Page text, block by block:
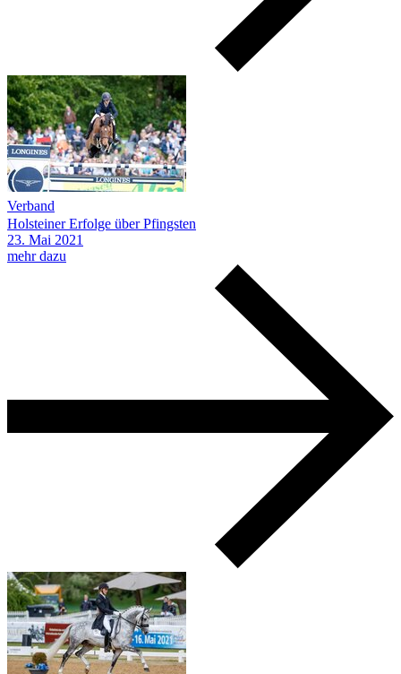
Verband
Holsteiner Erfolge über Pfingsten
23. Mai 2021
mehr dazu